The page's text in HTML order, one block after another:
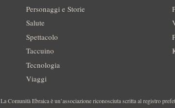
Personaggi e Storie
Salute
Spettacolo
Taccuino
Tecnologia
Viaggi
La Comunità Ebraica è un’associazione riconosciuta scritta al registro